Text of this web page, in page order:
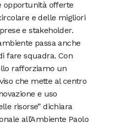
opportunità offerte
e delle migliori
e stakeholder.
passa anche
fare squadra. Con
rafforziamo un
che mette al centro
e uso
risorse” dichiara
all’Ambiente Paolo